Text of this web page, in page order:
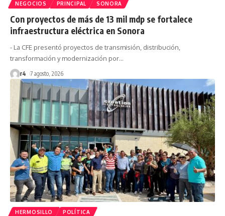
NEGOCIOS PRINCIPAL SONORA
Con proyectos de más de 13 mil mdp se fortalece
infraestructura eléctrica en Sonora
- La CFE presentó proyectos de transmisión, distribución,
transformación y modernización por…
r4 7 agosto, 2026
HERMOSILLO POLÍTICA